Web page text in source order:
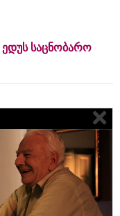
ედუს საცნობარო